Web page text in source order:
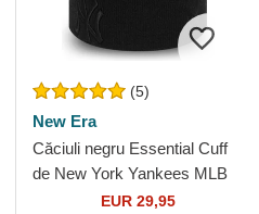
(5)
New Era
Căciuli negru Essential Cuff
de New York Yankees MLB
de New EraEUR 29,95